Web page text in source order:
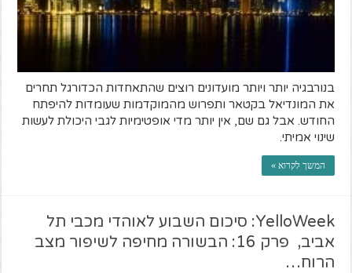
בנורבגיה יותר ויותר מועדונים רוצים שהתאחדות הכדורגל תחרים
את המונדיאל בקטאר ותפרוש מהמוקדמות שעומדות להיפתח
החודש. אבל גם שם, אין יותר מדי אופטימיות לגבי היכולת לעשות
שינוי אמיתי.
המשך לקרוא »
YelloWeek: סיכום השבוע לאוהדי מכבי תל
אביב, פרק 16: הבשורה מחיפה לשיפור מצב
הרוח…